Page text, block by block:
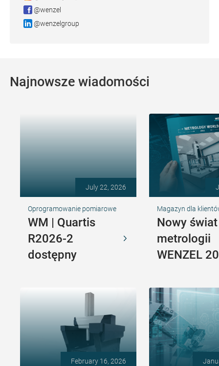
@wenzel
@wenzelgroup
Najnowsze wiadomości
July 22, 2026
Oprogramowanie pomiarowe
WM | Quartis
R2026-2
dostępny
Magazyn dla
Nowy świat
metrologii
WENZEL
February 16, 2026